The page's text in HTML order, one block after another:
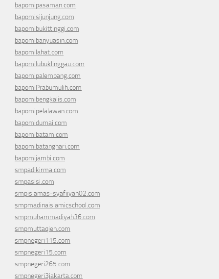
bapomipasaman.com
bapomisijunjung.com
bapomibukittinggi.com
bapomibanyuasin.com
bapomilahat.com
bapomilubuklinggau.com
bapomipalembang.com
bapomiPrabumulih.com
bapomibengkalis.com
bapomipelalawan.com
bapomidumai.com
bapomibatam.com
bapomibatanghari.com
bapomijambi.com
smpadikirma.com
smpasisi.com
smpislamas-syafiiyah02.com
smpmadinaislamicschool.com
smpmuhammadiyah36.com
smpmuttaqien.com
smpnegeri115.com
smpnegeri15.com
smpnegeri265.com
smpnegeri3jakarta.com